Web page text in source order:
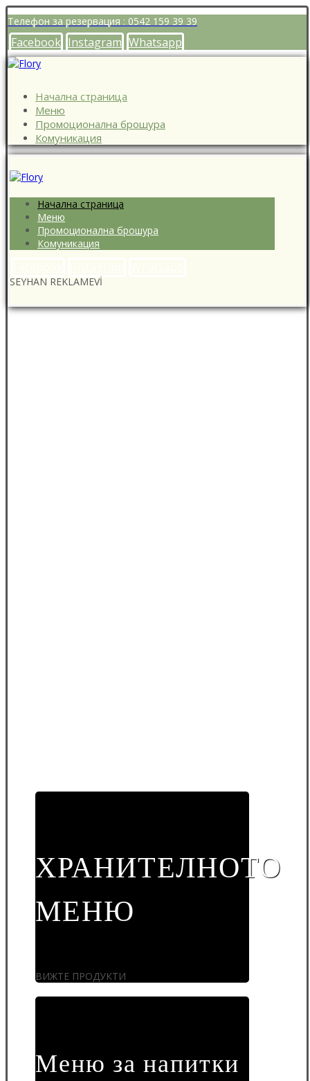
Телефон за резервация : 0542 159 39 39
Facebook Instagram Whatsapp
Начална страница
Меню
Промоционална брошура
Комуникация
Начална страница
Меню
Промоционална брошура
Комуникация
SEYHAN REKLAMEVİ
ХРАНИТЕЛНОТО
МЕНЮ
ВИЖТЕ ПРОДУКТИ
Меню за напитки